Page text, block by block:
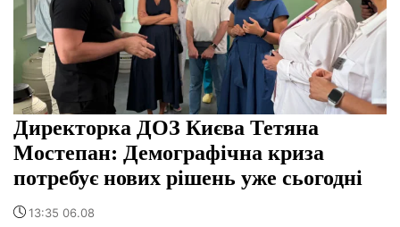
Директорка ДОЗ Києва Тетяна
Мостепан: Демографічна криза
потребує нових рішень уже сьогодні
13:35 06.08